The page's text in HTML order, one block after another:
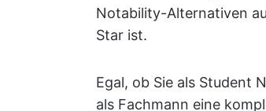
Notability-Alternativen
Star ist.
Egal, ob Sie als Student
als Fachmann eine